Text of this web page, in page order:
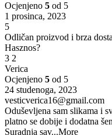
Ocjenjeno 5 od 5
1 prosinca, 2023
5
Odličan proizvod i brza
Hasznos?
3 2
Verica
Ocjenjeno 5 od 5
24 studenoga, 2023
vesticverica16@gmail.com
Oduševljena sam slikama i
platno se dobije i dodatna
Suradnja sav...More